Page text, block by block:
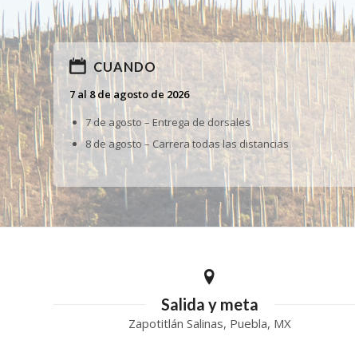
CUANDO
7 al 8 de agosto de 2026
7 de agosto – Entrega de dorsales
8 de agosto – Carrera todas las distancias
Salida y meta
Zapotitlán Salinas, Puebla, MX